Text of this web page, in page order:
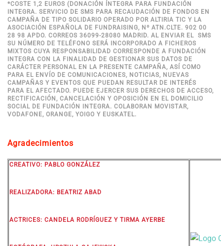
*COSTE 1,2 EUROS (DONACIÓN ÍNTEGRA PARA FUNDACIÓN
INTEGRA. SERVICIO DE SMS PARA RECAUDACIÓN DE FONDOS EN
CAMPAÑA DE TIPO SOLIDARIO OPERADO POR ALTIRIA TIC Y LA
ASOCIACIÓN ESPAÑOLA DE FUNDRAISING, Nº ATN.CLTE. 902 00
28 98 APDO. CORREOS 36099-28080 MADRID. AL ENVIAR EL SMS
SU NÚMERO DE TELÉFONO SERÁ INCORPORADO A FICHEROS
MIXTOS CUYA RESPONSABILIDAD CORRESPONDE A FUNDACIÓN
INTEGRA CON LA FINALIDAD DE GESTIONAR SUS DATOS DE
CARÁCTER PERSONAL EN LA PRESENTE CAMPAÑA, ASÍ COMO
PARA EL ENVÍO DE COMUNICACIONES, NOTICIAS, NUEVAS
CAMPAÑAS Y EVENTOS QUE PUEDAN RESULTAR DE INTERÉS
PARA EL AFECTADO. PUEDE EJERCER SUS DERECHOS DE ACCESO,
RECTIFICACIÓN, CANCELACIÓN Y OPOSICIÓN EN EL DOMICILIO
SOCIAL DE FUNDACIÓN INTEGRA. COLABORAN MOVISTAR,
VODAFONE, ORANGE, YOIGO Y EUSKATEL.
Agradecimientos
CREATIVO: PABLO GONZÁLEZ
REALIZADORA: BEATRIZ ABAD
ACTRICES: CANDELA RODRÍGUEZ Y TIRMA AYERBE